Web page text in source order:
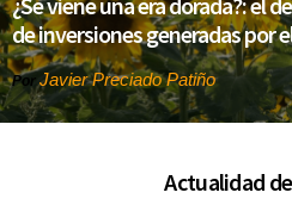
de inversiones generadas por
PorJavier Preciado Patiño
Actualidad